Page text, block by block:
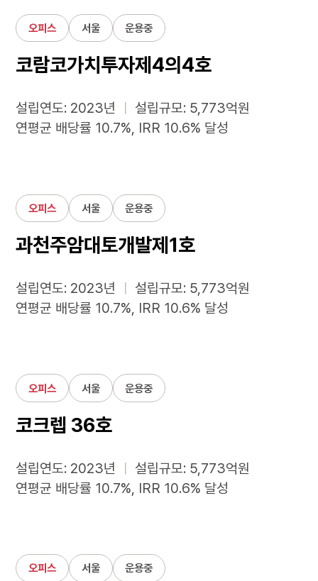
오피스 서울 운용중
코람코가치투자제4의4호
설립연도: 2023년
설립규모: 5,773억원
연평균 배당률 10.7%, IRR 10.6% 달성
오피스 서울 운용중
과천주암대토개발제1호
설립연도: 2023년
설립규모: 5,773억원
연평균 배당률 10.7%, IRR 10.6% 달성
오피스 서울 운용중
코크렙 36호
설립연도: 2023년
설립규모: 5,773억원
연평균 배당률 10.7%, IRR 10.6% 달성
오피스 서울 운용중